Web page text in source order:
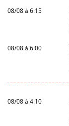
08/08 à 6:15
08/08 à 6:00
08/08 à 4:10